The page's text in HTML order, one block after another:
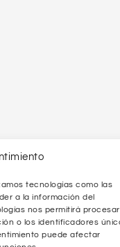
tecnologías como las
a la información del
nos permitirá procesar
o los identificadores
puede afectar